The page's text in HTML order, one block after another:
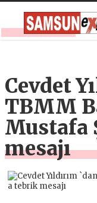
Cevdet
TBMM
Mustafa
mesajı